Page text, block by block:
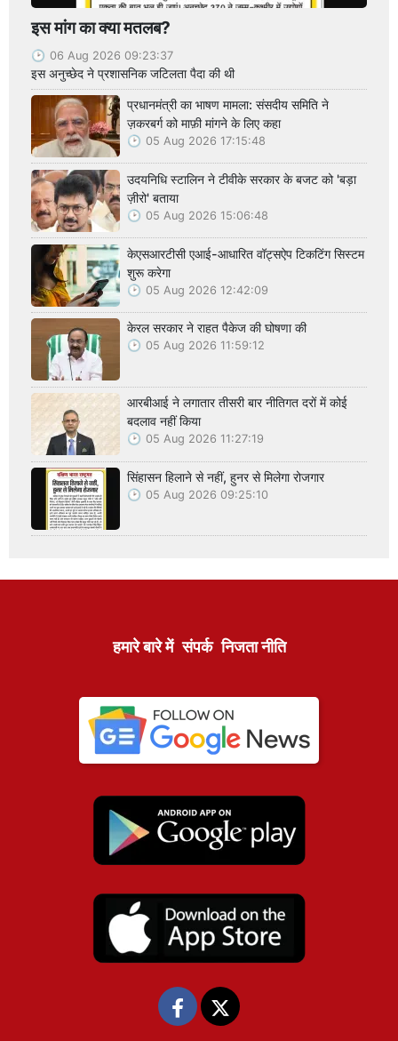
इस मांग का क्या मतलब?
06 Aug 2026 09:23:37
इस अनुच्छेद ने प्रशासनिक जटिलता पैदा की थी
प्रधानमंत्री का भाषण मामला: संसदीय समिति ने
ज़करबर्ग को माफ़ी मांगने के लिए कहा
05 Aug 2026 17:15:48
उदयनिधि स्टालिन ने टीवीके सरकार के बजट को 'बड़ा
ज़ीरो' बताया
05 Aug 2026 15:06:48
केएसआरटीसी एआई-आधारित वॉट्सऐप टिकटिंग सिस्टम
शुरू करेगा
05 Aug 2026 12:42:09
केरल सरकार ने राहत पैकेज की घोषणा की
05 Aug 2026 11:59:12
आरबीआई ने लगातार तीसरी बार नीतिगत दरों में कोई
बदलाव नहीं किया
05 Aug 2026 11:27:19
सिंहासन हिलाने से नहीं, हुनर से मिलेगा रोजगार
05 Aug 2026 09:25:10
हमारे बारे में संपर्क निजता नीति